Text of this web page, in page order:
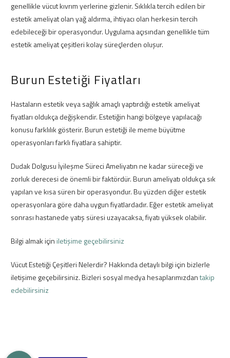
genellikle vücut kıvrım yerlerine gizlenir. Sıklıkla tercih edilen bir
estetik ameliyat olan yağ aldırma, ihtiyacı olan herkesin tercih
edebileceği bir operasyondur. Uygulama açısından genellikle tüm
estetik ameliyat çeşitleri kolay süreçlerden oluşur.
Burun Estetiği Fiyatları
Hastaların estetik veya sağlık amaçlı yaptırdığı estetik ameliyat
fiyatları oldukça değişkendir. Estetiğin hangi bölgeye yapılacağı
konusu farklılık gösterir. Burun estetiği ile meme büyütme
operasyonları farklı fiyatlara sahiptir.
Dudak Dolgusu İyileşme Süreci Ameliyatın ne kadar süreceği ve
zorluk derecesi de önemli bir faktördür. Burun ameliyatı oldukça sık
yapılan ve kısa süren bir operasyondur. Bu yüzden diğer estetik
operasyonlara göre daha uygun fiyatlardadır. Eğer estetik ameliyat
sonrası hastanede yatış süresi uzayacaksa, fiyatı yüksek olabilir.
Bilgi almak için iletişime geçebilirsiniz
Vücut Estetiği Çeşitleri Nelerdir? Hakkında detaylı bilgi için bizlerle
iletişime geçebilirsiniz. Bizleri sosyal medya hesaplarımızdantakip
edebilirsiniz